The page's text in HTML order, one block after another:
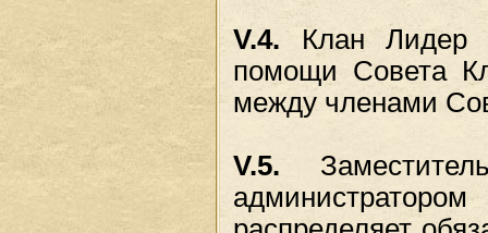
V.4. Клан Лидер
помощи Совета
между членами
V.5.